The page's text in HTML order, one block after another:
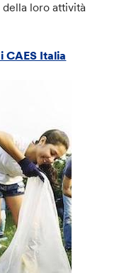
loro attività
CAES Italia